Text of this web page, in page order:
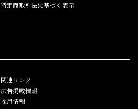
特定商取引法に基づく表示
関連リンク
広告掲載情報
採用情報